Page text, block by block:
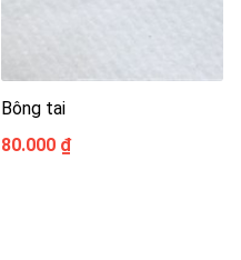
Bông tai
80.000 ₫